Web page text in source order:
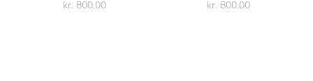
kr. 800.00
kr. 800.00